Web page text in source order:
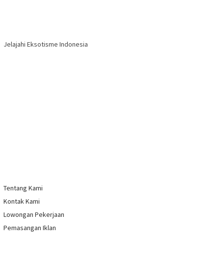
Jelajahi Eksotisme Indonesia
Tentang Kami
Kontak Kami
Lowongan Pekerjaan
Pemasangan Iklan